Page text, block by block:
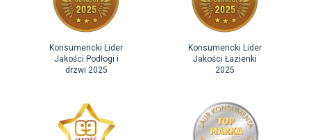
Konsumencki Lider
Jakości Podłogi i
drzwi 2025
Konsumencki Lider
Jakości Łazienki
2025